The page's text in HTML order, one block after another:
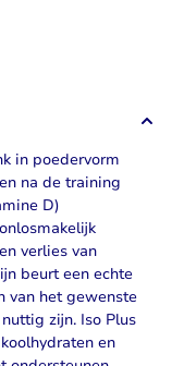
in poedervorm
na de training
D)
verlies van
beurt een echte
van het gewenste
zijn. Iso Plus
en